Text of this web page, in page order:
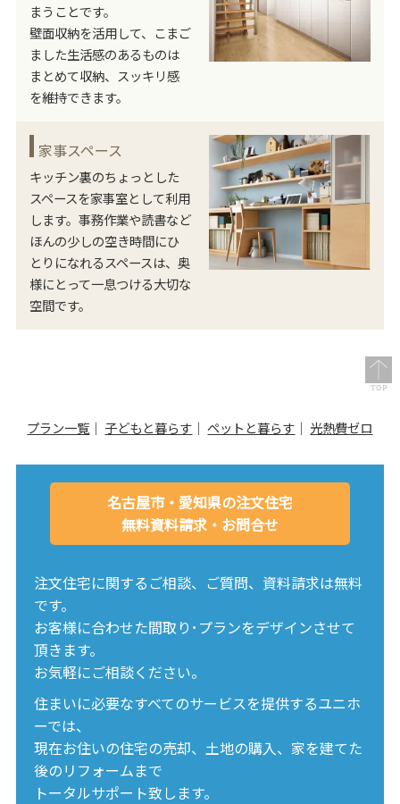
まうことです。
壁面収納を活用して、こまご
ました生活感のあるものは
まとめて収納、スッキリ感
を維持できます。
家事スペース
キッチン裏のちょっとした
スペースを家事室として利用
します。事務作業や読書など
ほんの少しの空き時間にひ
とりになれるスペースは、奥
様にとって一息つける大切な
空間です。
プラン一覧 子どもと暮らす ペットと暮らす 光熱費ゼロ
名古屋市・愛知県の注文住宅
無料資料請求・お問合せ
注文住宅に関するご相談、ご質問、資料請求は無料
です。
お客様に合わせた間取り･プランをデザインさせて
頂きます。
お気軽にご相談ください。
住まいに必要なすべてのサービスを提供するユニホ
ーでは、
現在お住いの住宅の売却、土地の購入、家を建てた
後のリフォームまで
トータルサポート致します。